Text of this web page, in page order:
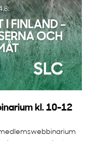
kl. 10-12
medlemswebbinarium